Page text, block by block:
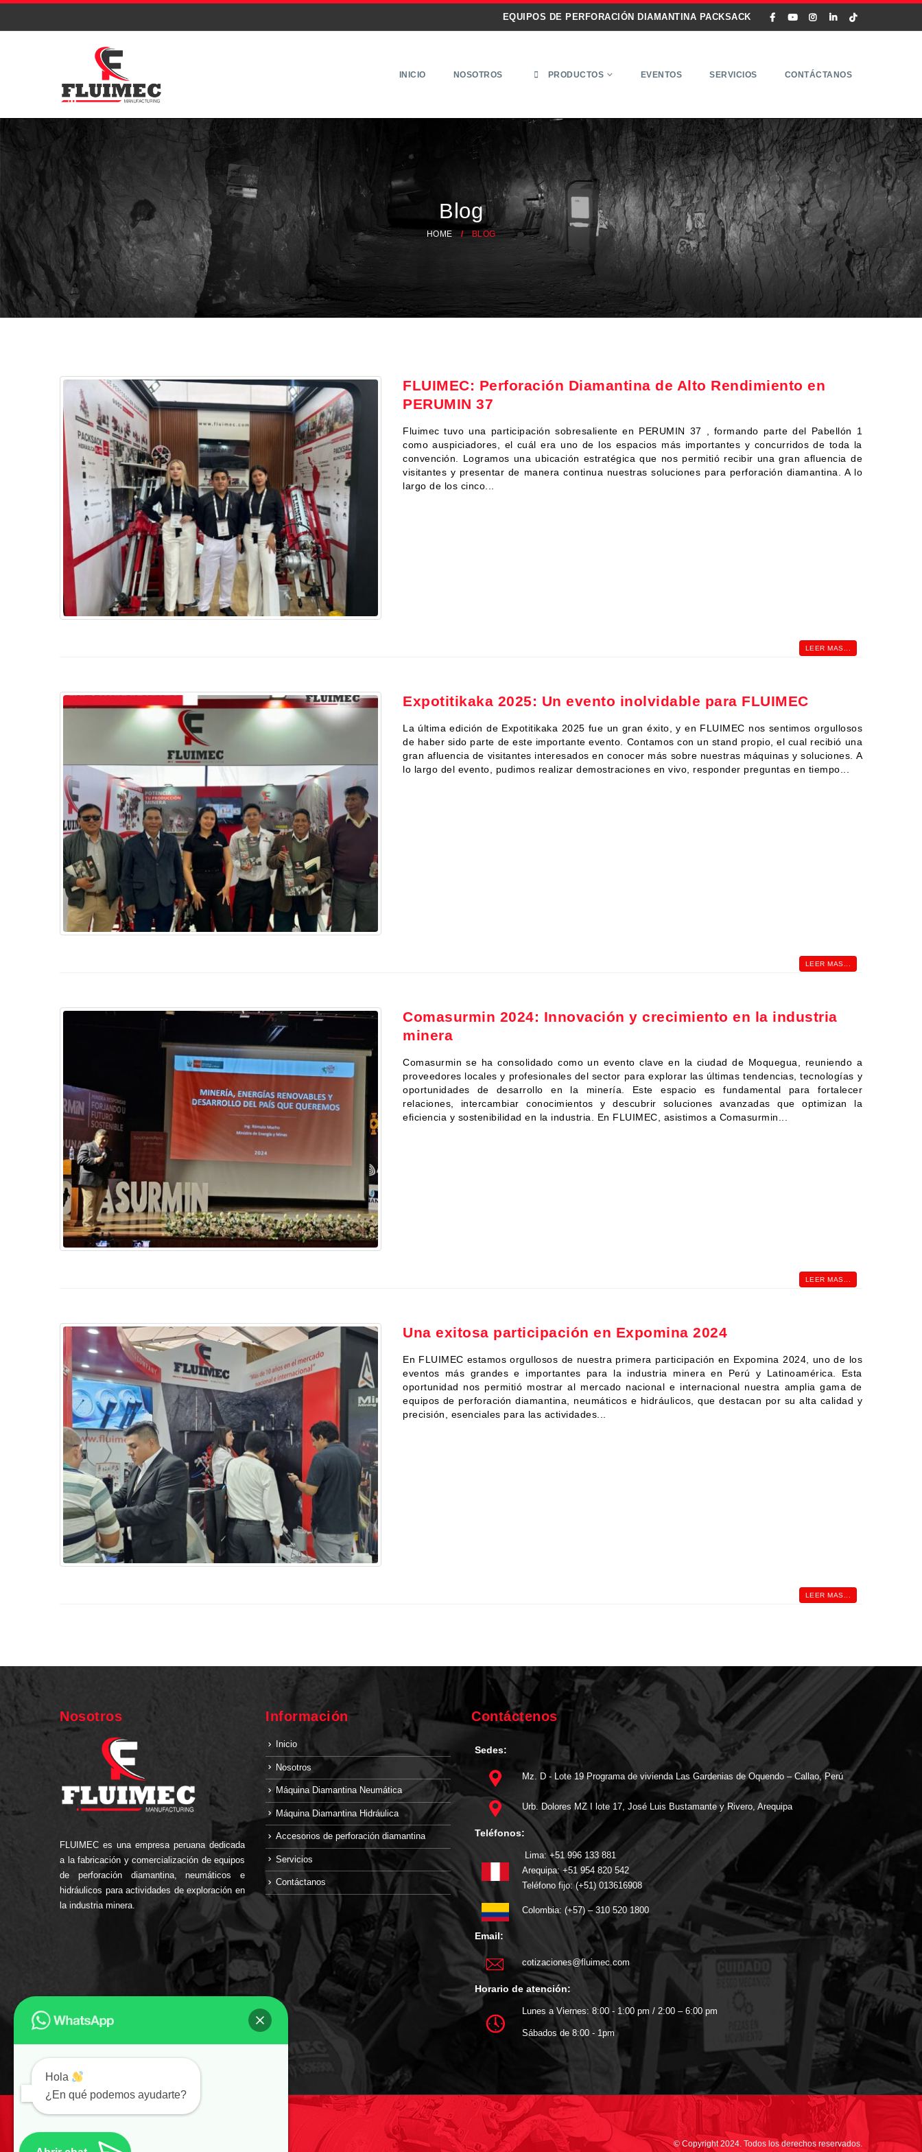
EQUIPOS DE PERFORACIÓN DIAMANTINA PACKSACK
INICIO NOSOTROS PRODUCTOS EVENTOS SERVICIOS CONTÁCTANOS
Blog
HOME BLOG
FLUIMEC: Perforación Diamantina de Alto Rendimiento en
PERUMIN 37
Fluimec tuvo una participación sobresaliente en PERUMIN 37 , formando parte del Pabellón 1
como auspiciadores, el cuál era uno de los espacios más importantes y concurridos de toda la
convención. Logramos una ubicación estratégica que nos permitió recibir una gran afluencia de
visitantes y presentar de manera continua nuestras soluciones para perforación diamantina. A lo
largo de los cinco...
LEER MAS...
Expotitikaka 2025: Un evento inolvidable para FLUIMEC
La última edición de Expotitikaka 2025 fue un gran éxito, y en FLUIMEC nos sentimos orgullosos
de haber sido parte de este importante evento. Contamos con un stand propio, el cual recibió una
gran afluencia de visitantes interesados en conocer más sobre nuestras máquinas y soluciones. A
lo largo del evento, pudimos realizar demostraciones en vivo, responder preguntas en tiempo...
LEER MAS...
Comasurmin 2024: Innovación y crecimiento en la industria
minera
Comasurmin se ha consolidado como un evento clave en la ciudad de Moquegua, reuniendo a
proveedores locales y profesionales del sector para explorar las últimas tendencias, tecnologías y
oportunidades de desarrollo en la minería. Este espacio es fundamental para fortalecer
relaciones, intercambiar conocimientos y descubrir soluciones avanzadas que optimizan la
eficiencia y sostenibilidad en la industria. En FLUIMEC, asistimos a Comasurmin...
LEER MAS...
Una exitosa participación en Expomina 2024
En FLUIMEC estamos orgullosos de nuestra primera participación en Expomina 2024, uno de los
eventos más grandes e importantes para la industria minera en Perú y Latinoamérica. Esta
oportunidad nos permitió mostrar al mercado nacional e internacional nuestra amplia gama de
equipos de perforación diamantina, neumáticos e hidráulicos, que destacan por su alta calidad y
precisión, esenciales para las actividades...
LEER MAS...
Nosotros
FLUIMEC es una empresa peruana dedicada
a la fabricación y comercialización de equipos
de perforación diamantina, neumáticos e
hidráulicos para actividades de exploración en
la industria minera.
Información
Inicio
Nosotros
Máquina Diamantina Neumática
Máquina Diamantina Hidráulica
Accesorios de perforación diamantina
Servicios
Contáctanos
Contáctenos
Sedes:
Mz. D - Lote 19 Programa de vivienda Las Gardenias de Oquendo – Callao, Perú
Urb. Dolores MZ I lote 17, José Luis Bustamante y Rivero, Arequipa
Teléfonos:
Lima: +51 996 133 881
Arequipa: +51 954 820 542
Teléfono fijo: (+51) 013616908
Colombia: (+57) – 310 520 1800
Email:
cotizaciones@fluimec.com
Horario de atención:
Lunes a Viernes: 8:00 - 1:00 pm / 2:00 – 6:00 pm
Sábados de 8:00 - 1pm
© Copyright 2024. Todos los derechos reservados.
Hola
¿En qué podemos ayudarte?